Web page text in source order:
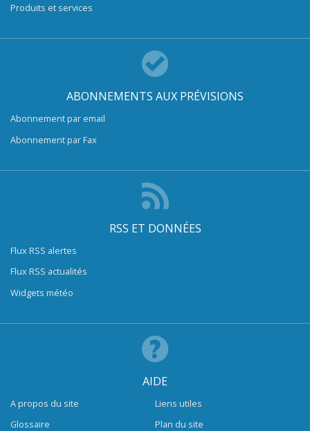
Produits et services
ABONNEMENTS AUX PRÉVISIONS
Abonnement par email
Abonnement par Fax
RSS ET DONNÉES
Flux RSS alertes
Flux RSS actualités
Widgets météo
AIDE
A propos du site
Glossaire
Liens utiles
Plan du site